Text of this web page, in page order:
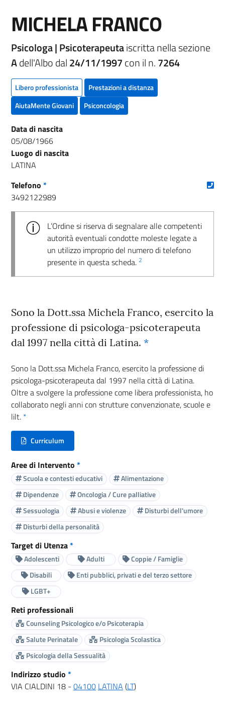
MICHELA FRANCO
Psicologa | Psicoterapeutaiscritta nella sezione
Adell'Albo dal24/11/1997con il n.7264
Libero professionista
Prestazioni a distanza
AiutaMente Giovani
Psiconcologia
Data di nascita
05/08/1966
Luogo di nascita
LATINA
Telefono *
3492122989
L’Ordine si riserva di segnalare alle competenti
autorità eventuali condotte moleste legate a
un utilizzo improprio del numero di telefono
presente in questa scheda. 2
Sono la Dott.ssa Michela Franco, esercito la
professione di psicologa-psicoterapeuta
dal 1997 nella città di Latina. *
Sono la Dott.ssa Michela Franco, esercito la professione di
psicologa-psicoterapeuta dal 1997 nella città di Latina.
Oltre a svolgere la professione come libera professionista, ho
collaborato negli anni con strutture convenzionate, scuole e
lilt. *
Curriculum
(nuova scheda - new tab)
Aree di Intervento *
Scuola e contesti educativi
Alimentazione
Dipendenze
Oncologia / Cure palliative
Sessuologia
Abusi e violenze
Disturbi dell'umore
Disturbi della personalità
Target di Utenza*
Adolescenti Adulti
Coppie / Famiglie
Disabili
Enti pubblici, privati e del terzo settore
LGBT+
Reti professionali
Counseling Psicologico e/o Psicoterapia
Salute Perinatale
Psicologia Scolastica
Psicologia della Sessualità
Indirizzo studio *
VIA CIALDINI 18 - 04100 LATINA (LT)